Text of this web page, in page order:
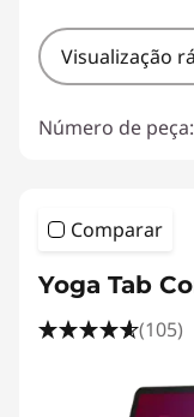
Visualização
Número de peça:
Comparar
Yoga Tab
(105)